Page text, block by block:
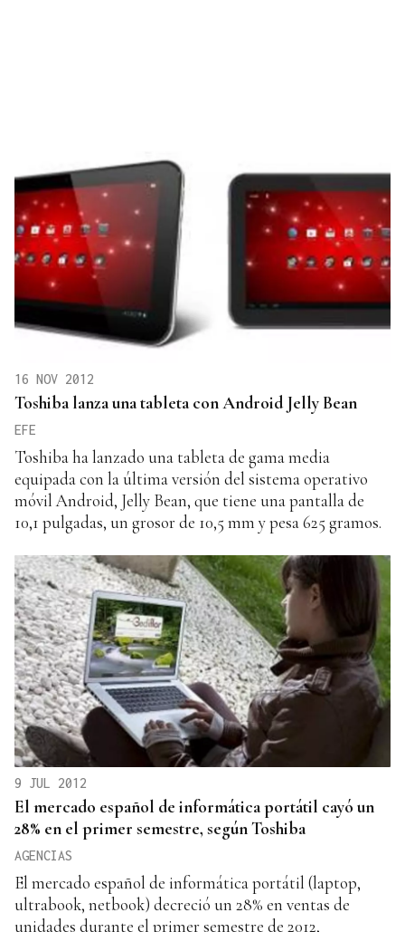
16 NOV 2012
Toshiba lanza una tableta con Android Jelly Bean
EFE
Toshiba ha lanzado una tableta de gama media
equipada con la última versión del sistema operativo
móvil Android, Jelly Bean, que tiene una pantalla de
10,1 pulgadas, un grosor de 10,5 mm y pesa 625 gramos.
9 JUL 2012
El mercado español de informática portátil cayó un
28% en el primer semestre, según Toshiba
AGENCIAS
El mercado español de informática portátil (laptop,
ultrabook, netbook) decreció un 28% en ventas de
unidades durante el primer semestre de 2012,